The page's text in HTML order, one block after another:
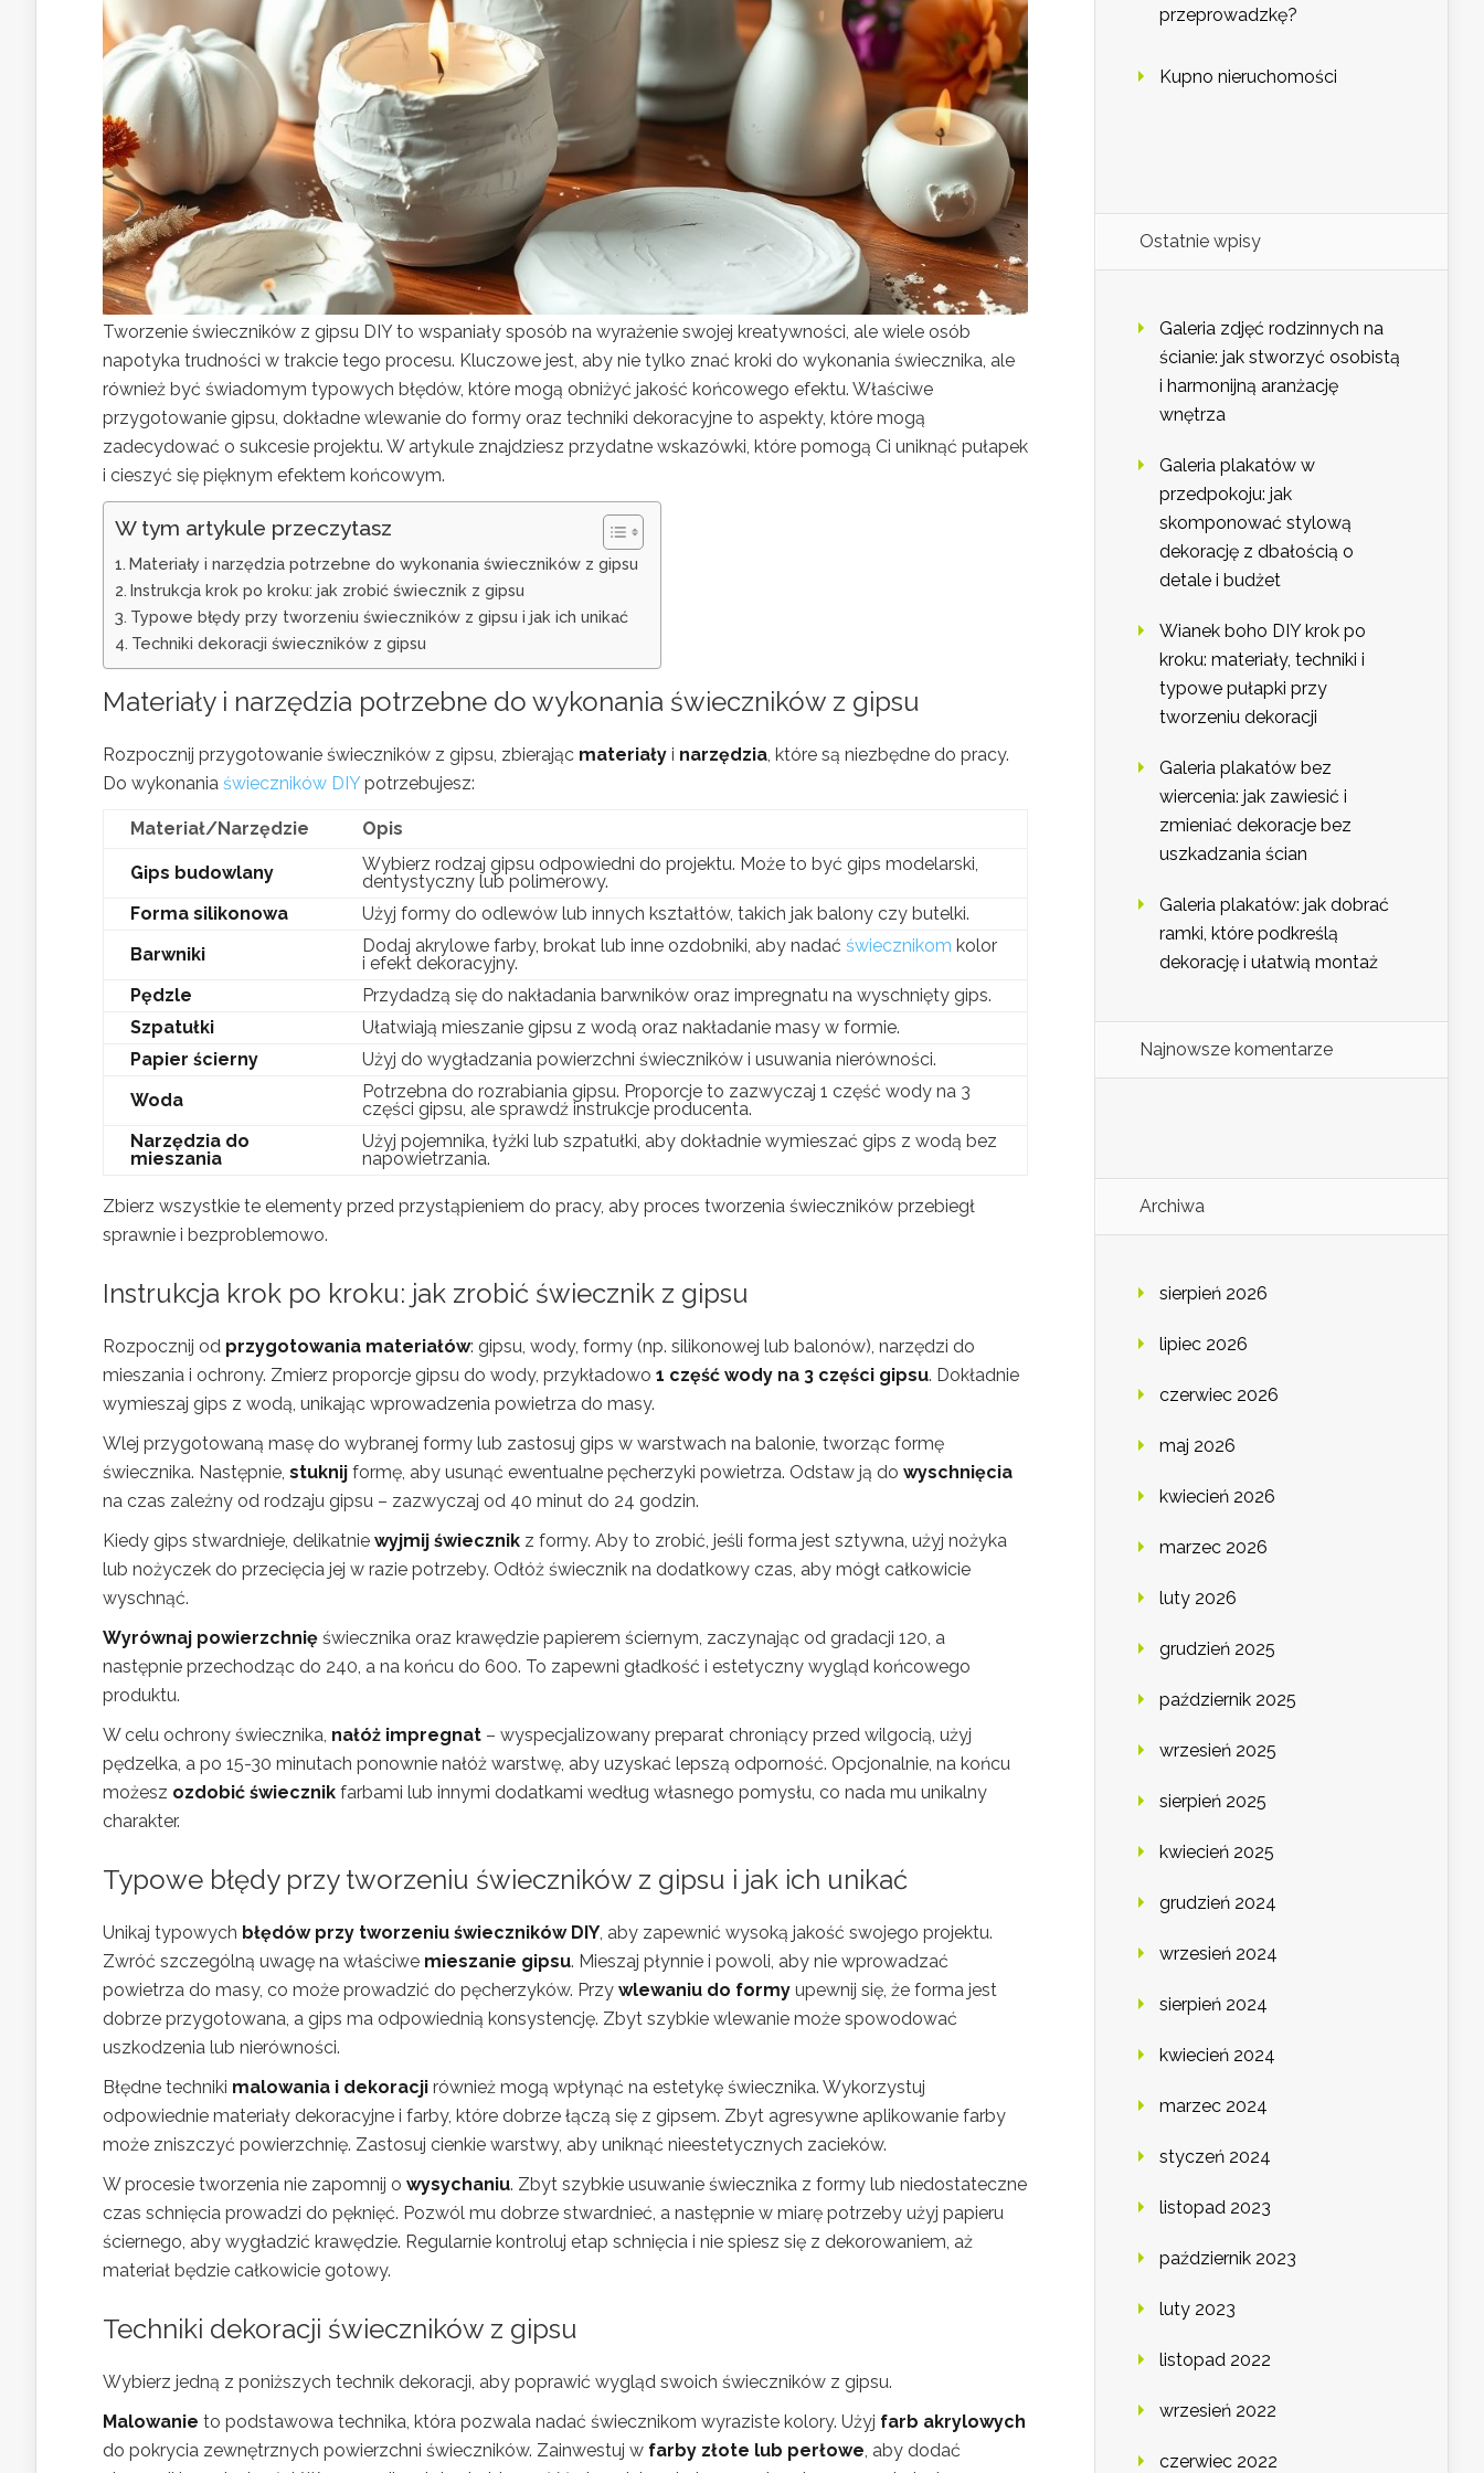
Tworzenie świeczników z gipsu DIY to wspaniały sposób na wyrażenie swojej kreatywności, ale wiele osób
napotyka trudności w trakcie tego procesu. Kluczowe jest, aby nie tylko znać kroki do wykonania świecznika, ale
również być świadomym typowych błędów, które mogą obniżyć jakość końcowego efektu. Właściwe
przygotowanie gipsu, dokładne wlewanie do formy oraz techniki dekoracyjne to aspekty, które mogą
zadecydować o sukcesie projektu. W artykule znajdziesz przydatne wskazówki, które pomogą Ci uniknąć pułapek
i cieszyć się pięknym efektem końcowym.
W tym artykule przeczytasz
Materiały i narzędzia potrzebne do wykonania świeczników z gipsu
Instrukcja krok po kroku: jak zrobić świecznik z gipsu
Typowe błędy przy tworzeniu świeczników z gipsu i jak ich unikać
Techniki dekoracji świeczników z gipsu
Materiały i narzędzia potrzebne do wykonania świeczników z gipsu
Rozpocznij przygotowanie świeczników z gipsu, zbierając materiały i narzędzia , które są niezbędne do pracy.
Do wykonania świeczników DIY potrzebujesz:
Materiał/Narzędzie Opis
Gips budowlany
Wybierz rodzaj gipsu odpowiedni do projektu. Może to być gips modelarski,
dentystyczny lub polimerowy.
Forma silikonowa
Użyj formy do odlewów lub innych kształtów, takich jak balony czy butelki.
Barwniki
Dodaj akrylowe farby, brokat lub inne ozdobniki, aby nadać świecznikom kolor
i efekt dekoracyjny.
Pędzle
Przydadzą się do nakładania barwników oraz impregnatu na wyschnięty gips.
Szpatułki
Ułatwiają mieszanie gipsu z wodą oraz nakładanie masy w formie.
Papier ścierny
Użyj do wygładzania powierzchni świeczników i usuwania nierówności.
Woda
Potrzebna do rozrabiania gipsu. Proporcje to zazwyczaj 1 część wody na 3
części gipsu, ale sprawdź instrukcje producenta.
Narzędzia do
mieszania
Użyj pojemnika, łyżki lub szpatułki, aby dokładnie wymieszać gips z wodą bez
napowietrzania.
Zbierz wszystkie te elementy przed przystąpieniem do pracy, aby proces tworzenia świeczników przebiegł
sprawnie i bezproblemowo.
Instrukcja krok po kroku: jak zrobić świecznik z gipsu
Rozpocznij od przygotowania materiałów: gipsu, wody, formy (np. silikonowej lub balonów), narzędzi do
mieszania i ochrony. Zmierz proporcje gipsu do wody, przykładowo 1 część wody na 3 części gipsu. Dokładnie
wymieszaj gips z wodą, unikając wprowadzenia powietrza do masy.
Wlej przygotowaną masę do wybranej formy lub zastosuj gips w warstwach na balonie, tworząc formę
świecznika. Następnie, stuknij formę, aby usunąć ewentualne pęcherzyki powietrza. Odstaw ją do wyschnięcia
na czas zależny od rodzaju gipsu – zazwyczaj od 40 minut do 24 godzin.
Kiedy gips stwardnieje, delikatnie wyjmij świecznik z formy. Aby to zrobić, jeśli forma jest sztywna, użyj nożyka
lub nożyczek do przecięcia jej w razie potrzeby. Odłóż świecznik na dodatkowy czas, aby mógł całkowicie
wyschnąć.
Wyrównaj powierzchnię świecznika oraz krawędzie papierem ściernym, zaczynając od gradacji 120, a
następnie przechodząc do 240, a na końcu do 600. To zapewni gładkość i estetyczny wygląd końcowego
produktu.
W celu ochrony świecznika, nałóż impregnat – wyspecjalizowany preparat chroniący przed wilgocią, użyj
pędzelka, a po 15-30 minutach ponownie nałóż warstwę, aby uzyskać lepszą odporność. Opcjonalnie, na końcu
możesz ozdobić świecznik farbami lub innymi dodatkami według własnego pomysłu, co nada mu unikalny
charakter.
Typowe błędy przy tworzeniu świeczników z gipsu i jak ich unikać
Unikaj typowych błędów przy tworzeniu świeczników DIY , aby zapewnić wysoką jakość swojego projektu.
Zwróć szczególną uwagę na właściwe mieszanie gipsu. Mieszaj płynnie i powoli, aby nie wprowadzać
powietrza do masy, co może prowadzić do pęcherzyków. Przy wlewaniu do formy upewnij się, że forma jest
dobrze przygotowana, a gips ma odpowiednią konsystencję. Zbyt szybkie wlewanie może spowodować
uszkodzenia lub nierówności.
Błędne techniki malowania i dekoracji również mogą wpłynąć na estetykę świecznika. Wykorzystuj
odpowiednie materiały dekoracyjne i farby, które dobrze łączą się z gipsem. Zbyt agresywne aplikowanie farby
może zniszczyć powierzchnię. Zastosuj cienkie warstwy, aby uniknąć nieestetycznych zacieków.
W procesie tworzenia nie zapomnij o wysychaniu. Zbyt szybkie usuwanie świecznika z formy lub niedostateczne
czas schnięcia prowadzi do pęknięć. Pozwól mu dobrze stwardnieć, a następnie w miarę potrzeby użyj papieru
ściernego, aby wygładzić krawędzie. Regularnie kontroluj etap schnięcia i nie spiesz się z dekorowaniem, aż
materiał będzie całkowicie gotowy.
Techniki dekoracji świeczników z gipsu
Wybierz jedną z poniższych technik dekoracji, aby poprawić wygląd swoich świeczników z gipsu.
Malowanie to podstawowa technika, która pozwala nadać świecznikom wyraziste kolory. Użyj farb akrylowych
do pokrycia zewnętrznych powierzchni świeczników. Zainwestuj w farby złote lub perłowe , aby dodać
przeprowadzkę?
Kupno nieruchomości
Ostatnie wpisy
Galeria zdjęć rodzinnych na
ścianie: jak stworzyć osobistą
i harmonijną aranżację
wnętrza
Galeria plakatów w
przedpokoju: jak
skomponować stylową
dekorację z dbałością o
detale i budżet
Wianek boho DIY krok po
kroku: materiały, techniki i
typowe pułapki przy
tworzeniu dekoracji
Galeria plakatów bez
wiercenia: jak zawiesić i
zmieniać dekoracje bez
uszkadzania ścian
Galeria plakatów: jak dobrać
ramki, które podkreślą
dekorację i ułatwią montaż
Najnowsze komentarze
Archiwa
sierpień 2026
lipiec 2026
czerwiec 2026
maj 2026
kwiecień 2026
marzec 2026
luty 2026
grudzień 2025
październik 2025
wrzesień 2025
sierpień 2025
kwiecień 2025
grudzień 2024
wrzesień 2024
sierpień 2024
kwiecień 2024
marzec 2024
styczeń 2024
listopad 2023
październik 2023
luty 2023
listopad 2022
wrzesień 2022
czerwiec 2022